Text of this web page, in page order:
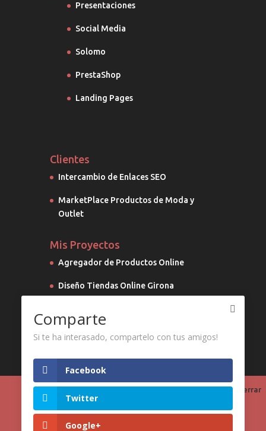
Presentaciones
Social Media
Solomo
PrestaShop
Landing Pages
Clientes
Intercambio de Enlaces SEO
MarketPlace Productos de Moda y
Outlet
Mis Proyectos
Agregador de Productos Online
Diseño Tiendas Online Girona
Marketing Digital
Utilizamos cookies propias y de terceros para
publicidad relacionada con sus preferencias
Comparte
Si te ha interasado, compartelo con tus amigos!
Facebook
Twitter
Google+